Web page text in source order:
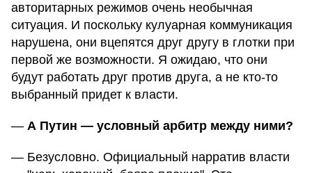
авторитарных режимов очень необычная
ситуация. И поскольку кулуарная коммуникация
нарушена, они вцепятся друг другу в глотки при
первой же возможности. Я ожидаю, что они
будут работать друг против друга, а не кто-то
выбранный придет к власти.
— А Путин — условный арбитр между ними?
— Безусловно. Официальный нарратив власти